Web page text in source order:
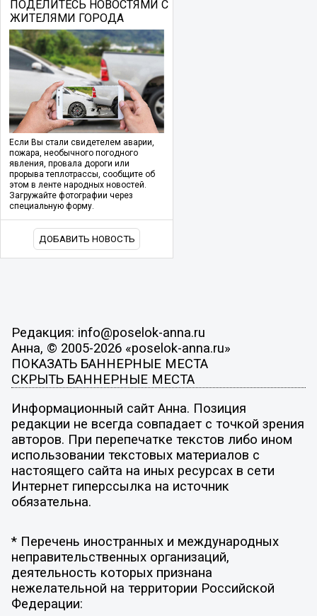
ПОДЕЛИТЕСЬ НОВОСТЯМИ С
ЖИТЕЛЯМИ ГОРОДА
Если Вы стали свидетелем аварии,
пожара, необычного погодного
явления, провала дороги или
прорыва теплотрассы, сообщите об
этом в ленте народных новостей.
Загружайте фотографии через
специальную форму.
ДОБАВИТЬ НОВОСТЬ
Редакция: info@poselok-anna.ru
Анна, © 2005-2026 «poselok-anna.ru»
ПОКАЗАТЬ БАННЕРНЫЕ МЕСТА
СКРЫТЬ БАННЕРНЫЕ МЕСТА
Информационный сайт Анна. Позиция
редакции не всегда совпадает с точкой зрения
авторов. При перепечатке текстов либо ином
использовании текстовых материалов с
настоящего сайта на иных ресурсах в сети
Интернет гиперссылка на источник
обязательна.
* Перечень иностранных и международных
неправительственных организаций,
деятельность которых признана
нежелательной на территории Российской
Федерации: